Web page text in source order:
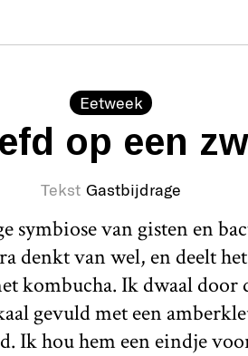
Eetweek
op een
Tekst Gastbijdrage
symbiose van gisten en
denkt van wel, en deelt
kombucha. Ik dwaal door
gevuld met een
Ik hou hem een eindje